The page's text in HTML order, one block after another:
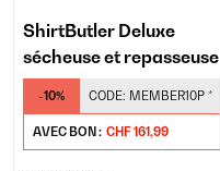
ShirtButler Deluxe
sécheuse et repasseuse
-10% CODE: MEMBER10P *
AVEC BON : CHF 161,99